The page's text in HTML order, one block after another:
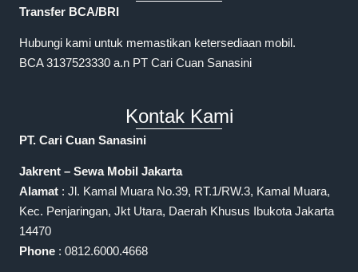
Transfer BCA/BRI
Hubungi kami untuk memastikan ketersediaan mobil.
BCA 3137523330 a.n PT Cari Cuan Sanasini
Kontak Kami
PT. Cari Cuan Sanasini
Jakrent – Sewa Mobil Jakarta
Alamat : Jl. Kamal Muara No.39, RT.1/RW.3, Kamal Muara,
Kec. Penjaringan, Jkt Utara, Daerah Khusus Ibukota Jakarta
14470
Phone : 0812.6000.4668